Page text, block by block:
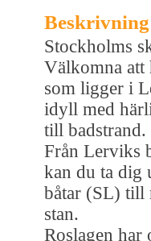
Beskrivning
Stockholms
Välkomna att
som ligger i
idyll med
till badstrand.
Från Lerviks
kan du ta dig
båtar (SL) till
stan.
Roslagen